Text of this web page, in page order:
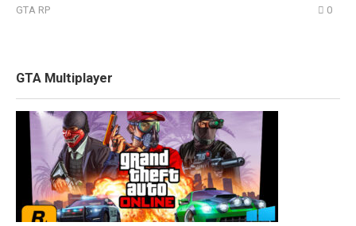
GTA RP 0
GTA Multiplayer